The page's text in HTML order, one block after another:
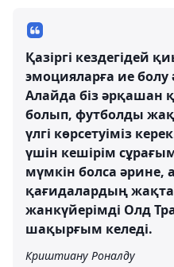
Қазіргі кездегідей
эмоцияларға ие
Алайда біз әрқашан
болып, футболды
үлгі көрсетуіміз
үшін кешірім
мүмкін болса әрине,
қағидалардың
жанкүйерімді Олд
шақырғым келеді.
Криштиану Роналду